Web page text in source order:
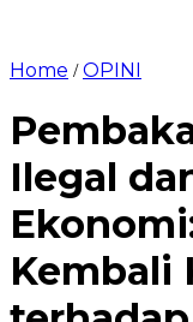
Home /OPINI
Ilegal
Kembali